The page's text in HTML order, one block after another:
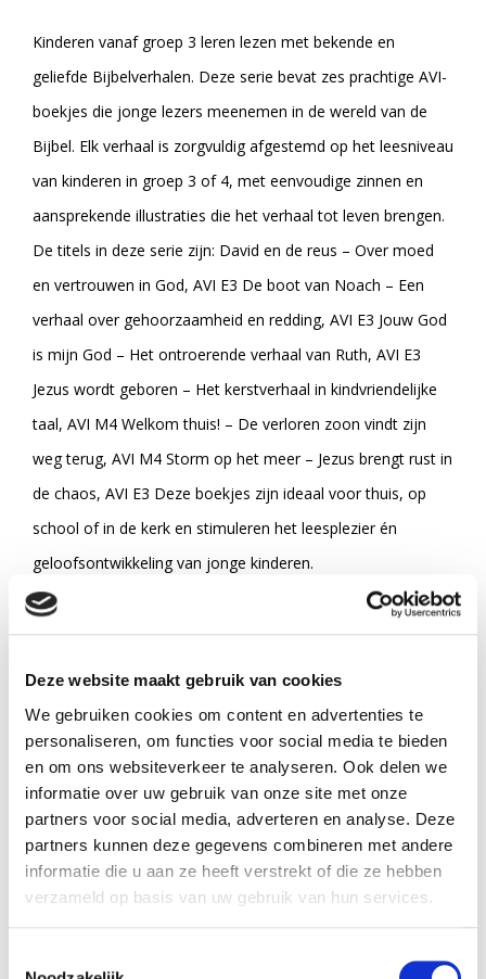
Deze website maakt gebruik van cookies
We gebruiken cookies om content en advertenties te
personaliseren, om functies voor social media te bieden
en om ons websiteverkeer te analyseren. Ook delen we
informatie over uw gebruik van onze site met onze
partners voor social media, adverteren en analyse. Deze
partners kunnen deze gegevens combineren met andere
informatie die u aan ze heeft verstrekt of die ze hebben
verzameld op basis van uw gebruik van hun services.
Kinderen vanaf groep 3 leren lezen met bekende en
geliefde Bijbelverhalen. Deze serie bevat zes prachtige AVI-
boekjes die jonge lezers meenemen in de wereld van de
Bijbel. Elk verhaal is zorgvuldig afgestemd op het leesniveau
van kinderen in groep 3 of 4, met eenvoudige zinnen en
aansprekende illustraties die het verhaal tot leven brengen.
De titels in deze serie zijn: David en de reus – Over moed
en vertrouwen in God, AVI E3 De boot van Noach – Een
verhaal over gehoorzaamheid en redding, AVI E3 Jouw God
is mijn God – Het ontroerende verhaal van Ruth, AVI E3
Jezus wordt geboren – Het kerstverhaal in kindvriendelijke
taal, AVI M4 Welkom thuis! – De verloren zoon vindt zijn
weg terug, AVI M4 Storm op het meer – Jezus brengt rust in
de chaos, AVI E3 Deze boekjes zijn ideaal voor thuis, op
school of in de kerk en stimuleren het leesplezier én
geloofsontwikkeling van jonge kinderen.
Specificaties
Titel: David en de reus
Corien Oranje
Taal: Nederlands
Verschijningsvorm: Hardback
Aantal blz.: 40